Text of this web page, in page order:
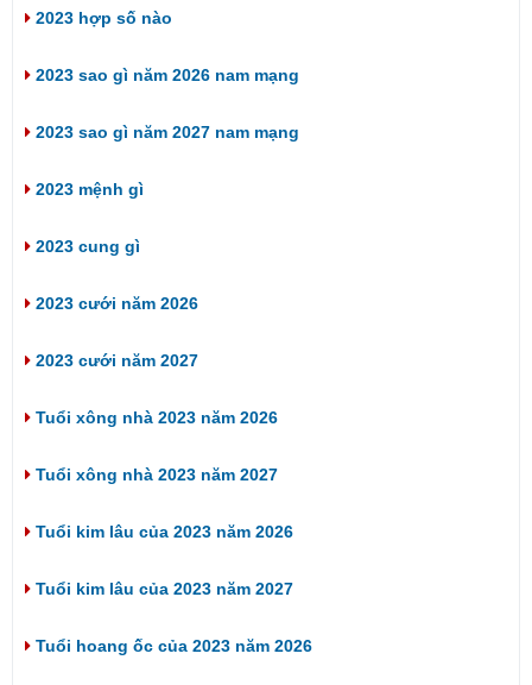
2023 hợp số nào
2023 sao gì năm 2026 nam mạng
2023 sao gì năm 2027 nam mạng
2023 mệnh gì
2023 cung gì
2023 cưới năm 2026
2023 cưới năm 2027
Tuổi xông nhà 2023 năm 2026
Tuổi xông nhà 2023 năm 2027
Tuổi kim lâu của 2023 năm 2026
Tuổi kim lâu của 2023 năm 2027
Tuổi hoang ốc của 2023 năm 2026